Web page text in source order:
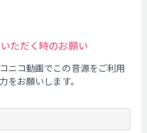
ただく時のお願い
ニコ動画でこの音源をご利用
をお願いします。